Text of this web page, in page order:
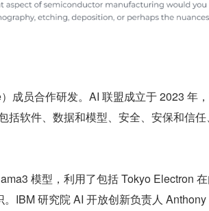
成员合作研发。AI 联盟成立于 2023 年
括软件、数据和模型、安全、安保和信
模型，利用了包括 Tokyo Electron
IBM 研究院 AI 开放创新负责人